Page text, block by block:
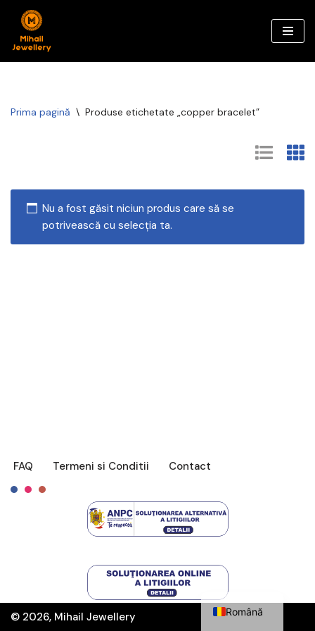
Sari
la
Prima pagină \ Produse etichetate „copper bracelet”
Nu a fost găsit niciun produs care să se
potrivească cu selecția ta.
FAQ Termeni si Conditii Contact
© 2026, Mihail Jewellery Română